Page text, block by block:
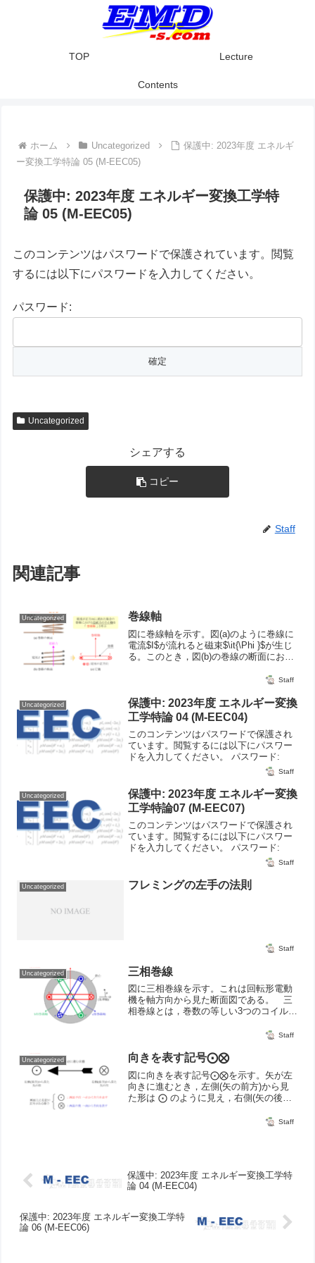
TOP Lecture
Contents
ホーム Uncategorized
保護中: 2023年度 エネルギ
ー変換工学特論 05 (M-EEC05)
保護中: 2023年度 エネルギー変換工学特
論 05 (M-EEC05)
このコンテンツはパスワードで保護されています。閲覧
するには以下にパスワードを入力してください。
パスワード:
Uncategorized
シェアする
コピー
Staff
関連記事
Uncategorized 巻線軸
図に巻線軸を示す。図(a)のように巻線に
電流$I$が流れると磁束$\it{\Phi }$が生じ
る。このとき，図(b)の巻線の断面におけ
向きに起磁力が生じ，結果，磁束$\it{\Phi
Staff
Uncategorized
保護中: 2023年度 エネルギー変換
工学特論 04 (M-EEC04)
このコンテンツはパスワードで保護され
ています。閲覧するには以下にパスワー
ドを入力してください。 パスワード:
Staff
Uncategorized
保護中: 2023年度 エネルギー変換
工学特論07 (M-EEC07)
このコンテンツはパスワードで保護され
ています。閲覧するには以下にパスワー
ドを入力してください。 パスワード:
Staff
Uncategorized フレミングの左手の法則
Staff
Uncategorized 三相巻線
図に三相巻線を示す。これは回転形電動
機を軸方向から見た断面図である。 三
相巻線とは，巻数の等しい3つのコイルで
線(c-c')を，空間的に互いに120°の電気角
Staff
Uncategorized 向きを表す記号⨀⨂
図に向きを表す記号⨀⨂を示す。矢が左
向きに進むとき，左側(矢の前方)から見
た形は ⨀ のように見え，右側(矢の後方)
を踏まえて，⨀ は奥から手前に来る向き
Staff
保護中: 2023年度 エネルギー変換工学特
論 04 (M-EEC04)
保護中: 2023年度 エネルギー変換工学特
論 06 (M-EEC06)